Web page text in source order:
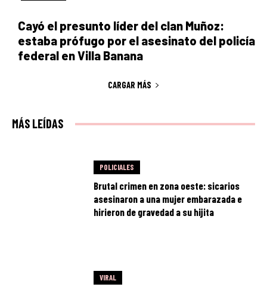
Cayó el presunto líder del clan Muñoz:
estaba prófugo por el asesinato del policía
federal en Villa Banana
CARGAR MÁS
MÁS LEÍDAS
POLICIALES
Brutal crimen en zona oeste: sicarios
asesinaron a una mujer embarazada e
hirieron de gravedad a su hijita
VIRAL